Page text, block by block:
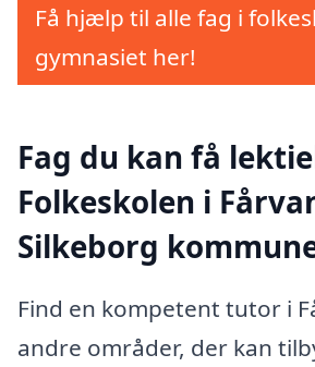
Få hjælp til alle fag i
gymnasiet her!
Fag du kan få
Folkeskolen i
Silkeborg
Find en kompetent tutor i
andre områder, der kan